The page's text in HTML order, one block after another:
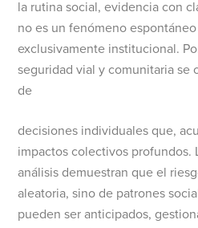
la rutina social, evidencia con
no es un fenómeno
exclusivamente institucional.
seguridad vial y comunitaria se
de
decisiones individuales que,
impactos colectivos profundos.
análisis demuestran que el
aleatoria, sino de patrones
pueden ser anticipados,